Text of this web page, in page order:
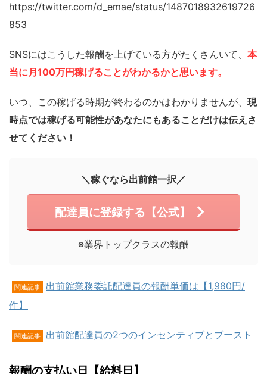
https://twitter.com/d_emae/status/1487018932619726
853
SNSにはこうした報酬を上げている方がたくさんいて、 本
当に月100万円稼げることがわかるかと思います。
いつ、この稼げる時期が終わるのかはわかりませんが、 現
時点では稼げる可能性があなたにもあることだけは伝えさ
せてください！
＼稼ぐなら出前館一択／
配達員に登録する【公式】
※業界トップクラスの報酬
関連記事
出前館業務委託配達員の報酬単価は【1,980円/
件】
関連記事 出前館配達員の2つのインセンティブとブースト
報酬の支払い日【給料日】